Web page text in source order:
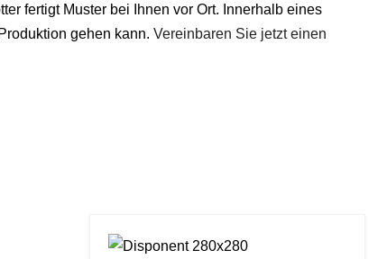
fertigt Muster bei Ihnen vor Ort. Innerhalb eines
gehen kann. Vereinbaren Sie jetzt einen